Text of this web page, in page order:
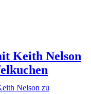
Keith Nelson